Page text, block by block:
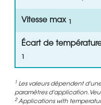
Vitesse max
Écart de
1 Les valeurs dépendent
paramètres d'application.
2 Applications with